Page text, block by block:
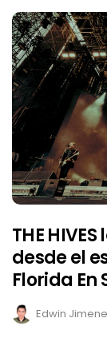
THE
desde el
Florida En
Edwin